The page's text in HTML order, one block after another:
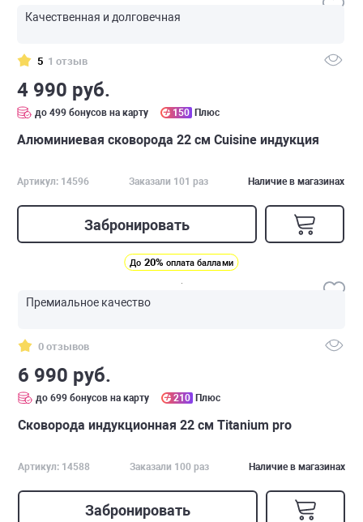
Качественная и долговечная
5 1 отзыв
4 990 руб.
до 499 бонусов на карту 150 Плюс
Алюминиевая сковорода 22 см Cuisine индукция
Артикул: 14596 Заказали 101 раз Наличие в магазинах
Забронировать
До 20% оплата баллами
Премиальное качество
0 отзывов
6 990 руб.
до 699 бонусов на карту 210 Плюс
Сковорода индукционная 22 см Titanium pro
Артикул: 14588 Заказали 100 раз Наличие в магазинах
Забронировать